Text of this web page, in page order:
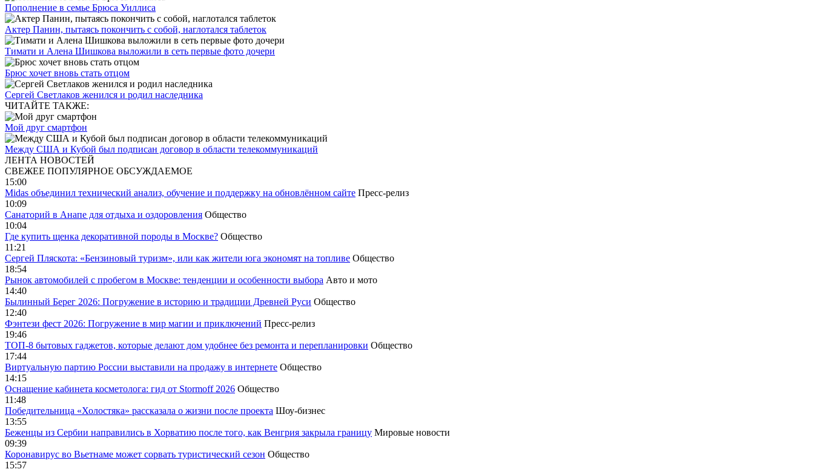
Пополнение в семье Брюса Уиллиса
Актер Панин, пытаясь покончить с собой, наглотался таблеток
Тимати и Алена Шишкова выложили в сеть первые фото дочери
Брюс хочет вновь стать отцом
Сергей Светлаков женился и родил наследника
ЧИТАЙТЕ ТАКЖЕ:
Мой друг смартфон
Между США и Кубой был подписан договор в области телекоммуникаций
ЛЕНТА НОВОСТЕЙ
СВЕЖЕЕ ПОПУЛЯРНОЕ ОБСУЖДАЕМОЕ
15:00
Midas объединил технический анализ, обучение и поддержку на обновлённом сайте Пресс-релиз
10:09
Санаторий в Анапе для отдыха и оздоровления Общество
10:04
Где купить щенка декоративной породы в Москве? Общество
11:21
Сергей Пляскота: «Бензиновый туризм», или как жители юга экономят на топливе Общество
18:54
Рынок автомобилей с пробегом в Москве: тенденции и особенности выбора Авто и мото
14:40
Былинный Берег 2026: Погружение в историю и традиции Древней Руси Общество
12:40
Фэнтези фест 2026: Погружение в мир магии и приключений Пресс-релиз
19:46
ТОП-8 бытовых гаджетов, которые делают дом удобнее без ремонта и перепланировки Общество
17:44
Виртуальную партию России выставили на продажу в интернете Общество
14:15
Оснащение кабинета косметолога: гид от Stormoff 2026 Общество
11:48
Победительница «Холостяка» рассказала о жизни после проекта Шоу-бизнес
13:55
Беженцы из Сербии направились в Хорватию после того, как Венгрия закрыла границу Мировые новости
09:39
Коронавирус во Вьетнаме может сорвать туристический сезон Общество
15:57